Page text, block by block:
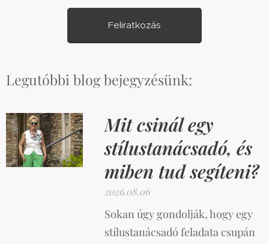
Feliratkozás
Legutóbbi blog bejegyzésünk:
Mit csinál egy
stílustanácsadó, és
miben tud segíteni?
2026.08.06
Sokan úgy gondolják, hogy egy
stílustanácsadó feladata csupán